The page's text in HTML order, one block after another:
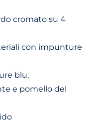
cromato su 4
con impunture
blu,
e pomello del